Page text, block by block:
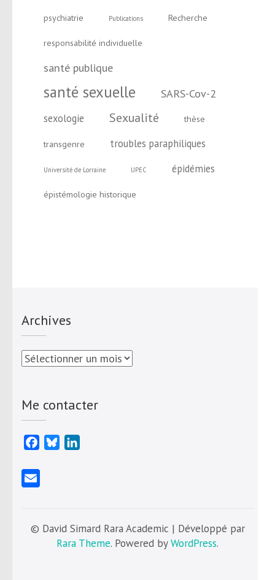
psychiatrie Publications Recherche
responsabilité individuelle
santé publique
santé sexuelle SARS-Cov-2
sexologie Sexualité thèse
transgenre troubles paraphiliques
Université de Lorraine UPEC épidémies
épistémologie historique
Archives
Archives
Me contacter
Facebook
Bluesky
© David Simard Rara Academic | Développé par
Rara Theme. Powered byWordPress.